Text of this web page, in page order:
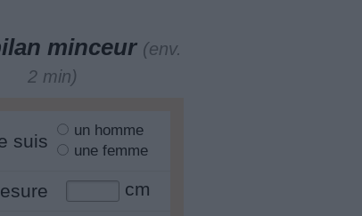
minceur (env.
2 min)
suis
un homme
une femme
cm